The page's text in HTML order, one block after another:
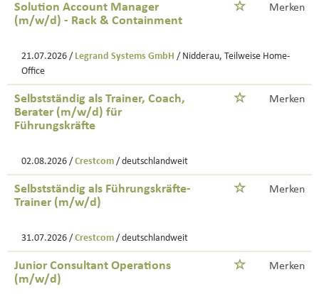
Solution Account Manager
(m/w/d) - Rack & Containment
Merken
21.07.2026 / Legrand Systems GmbH / Nidderau, Teilweise Home-
Office
Selbstständig als Trainer, Coach,
Berater (m/w/d) für
Führungskräfte
Merken
02.08.2026 / Crestcom / deutschlandweit
Selbstständig als Führungskräfte-
Trainer (m/w/d)
Merken
31.07.2026 / Crestcom / deutschlandweit
Junior Consultant Operations
(m/w/d)
Merken